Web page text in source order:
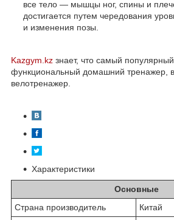
все тело — мышцы ног, спины и
достигается путем чередования
и изменения позы.
Kazgym.kz знает, что самый
функциональный домашний тренажер,
велотренажер.
Характеристики
Основные
Страна производитель
Китай